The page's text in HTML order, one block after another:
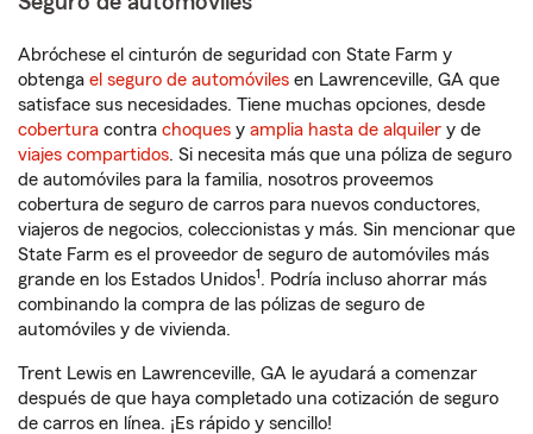
Abróchese el cinturón de seguridad con State Farm y
obtenga el seguro de automóviles en Lawrenceville, GA que
satisface sus necesidades. Tiene muchas opciones, desde
cobertura contra choques y amplia hasta de alquiler y de
viajes compartidos. Si necesita más que una póliza de seguro
de automóviles para la familia, nosotros proveemos
cobertura de seguro de carros para nuevos conductores,
viajeros de negocios, coleccionistas y más. Sin mencionar que
State Farm es el proveedor de seguro de automóviles más
grande en los Estados Unidos1. Podría incluso ahorrar más
combinando la compra de las pólizas de seguro de
automóviles y de vivienda.
Trent Lewis en Lawrenceville, GA le ayudará a comenzar
después de que haya completado una cotización de seguro
de carros en línea. ¡Es rápido y sencillo!